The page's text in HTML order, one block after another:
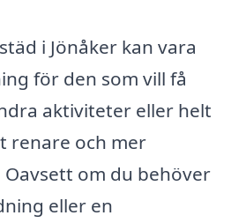
i Jönåker kan vara
för den som vill få
aktiviteter eller helt
renare och mer
om du behöver
eller en